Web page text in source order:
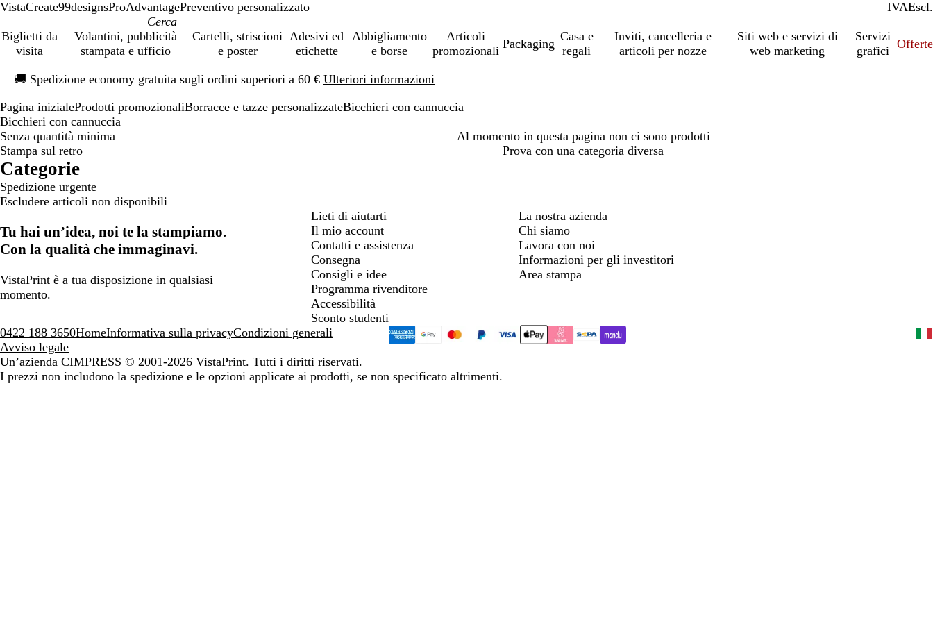
VistaCreate99designsProAdvantagePreventivo personalizzato IVAIncl.
Escl.
Biglietti da
visita
Volantini, pubblicità
stampata e ufficio
Cartelli, striscioni
e poster
Adesivi ed
etichette
Abbigliamento
e borse
Articoli
promozionali
Packaging
Casa e
regali
Inviti, cancelleria e
articoli per nozze
Siti web e servizi di
web marketing
Servizi
grafici
Offerte
🚚 Spedizione economy gratuita sugli ordini superiori a 60 € Ulteriori informazioni
1
Pagina inizialeProdotti promozionaliBorracce e tazze personalizzateBicchieri con cannuccia
Bicchieri con cannuccia
Senza quantità minima
Stampa sul retro
Categorie
Spedizione urgente
Escludere articoli non disponibili
Al momento in questa pagina non ci sono prodotti
Prova con una categoria diversa
Tu hai un’idea, noi te la stampiamo.
Con la qualità che immaginavi.
VistaPrint è a tua disposizione in qualsiasi
momento.
Lieti di aiutarti
Il mio account
Contatti e assistenza
Consegna
Consigli e idee
Programma rivenditore
Accessibilità
Sconto studenti
La nostra azienda
Chi siamo
Lavora con noi
Informazioni per gli investitori
Area stampa
0422 188 3650HomeInformativa sulla privacyCondizioni generali
Avviso legale
Un’azienda CIMPRESS © 2001-2026 VistaPrint. Tutti i diritti riservati.
I prezzi non includono la spedizione e le opzioni applicate ai prodotti, se non specificato altrimenti.